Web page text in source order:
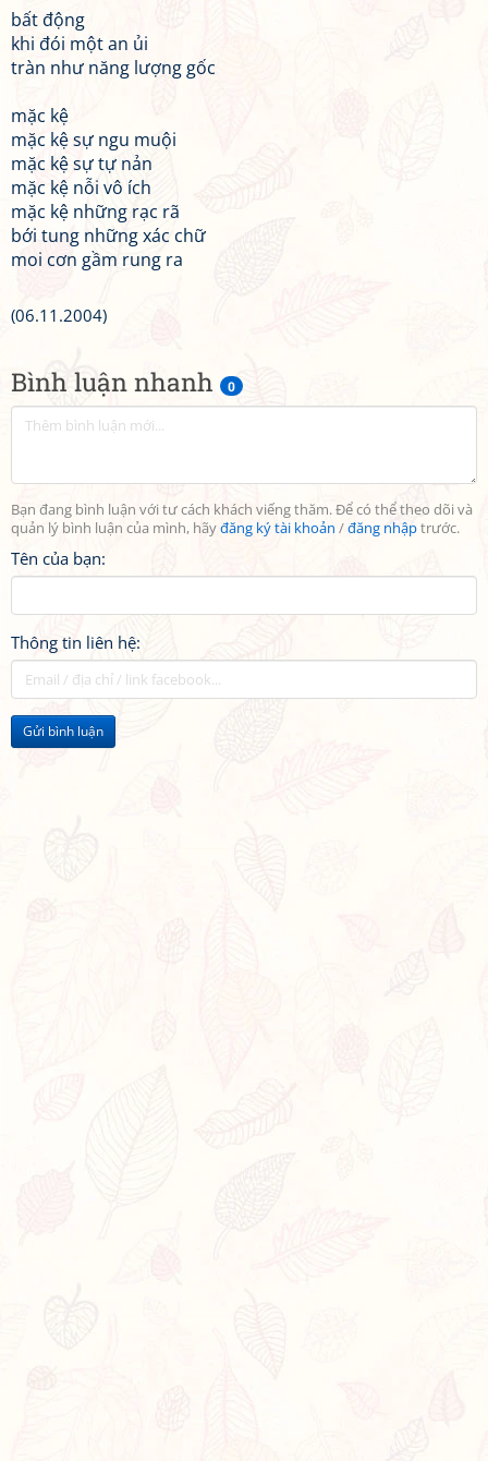
Bình luận nhanh 0
Bạn đang bình luận với tư cách khách viếng thăm. Để có thể theo dõi và
quản lý bình luận của mình, hãyđăng ký tài khoản /đăng nhậptrước.
Tên của bạn:
Thông tin liên hệ:
Gửi bình luận
bất động
khi đói một an ủi
tràn như năng lượng gốc
mặc kệ
mặc kệ sự ngu muội
mặc kệ sự tự nản
mặc kệ nỗi vô ích
mặc kệ những rạc rã
bới tung những xác chữ
moi cơn gầm rung ra
(06.11.2004)